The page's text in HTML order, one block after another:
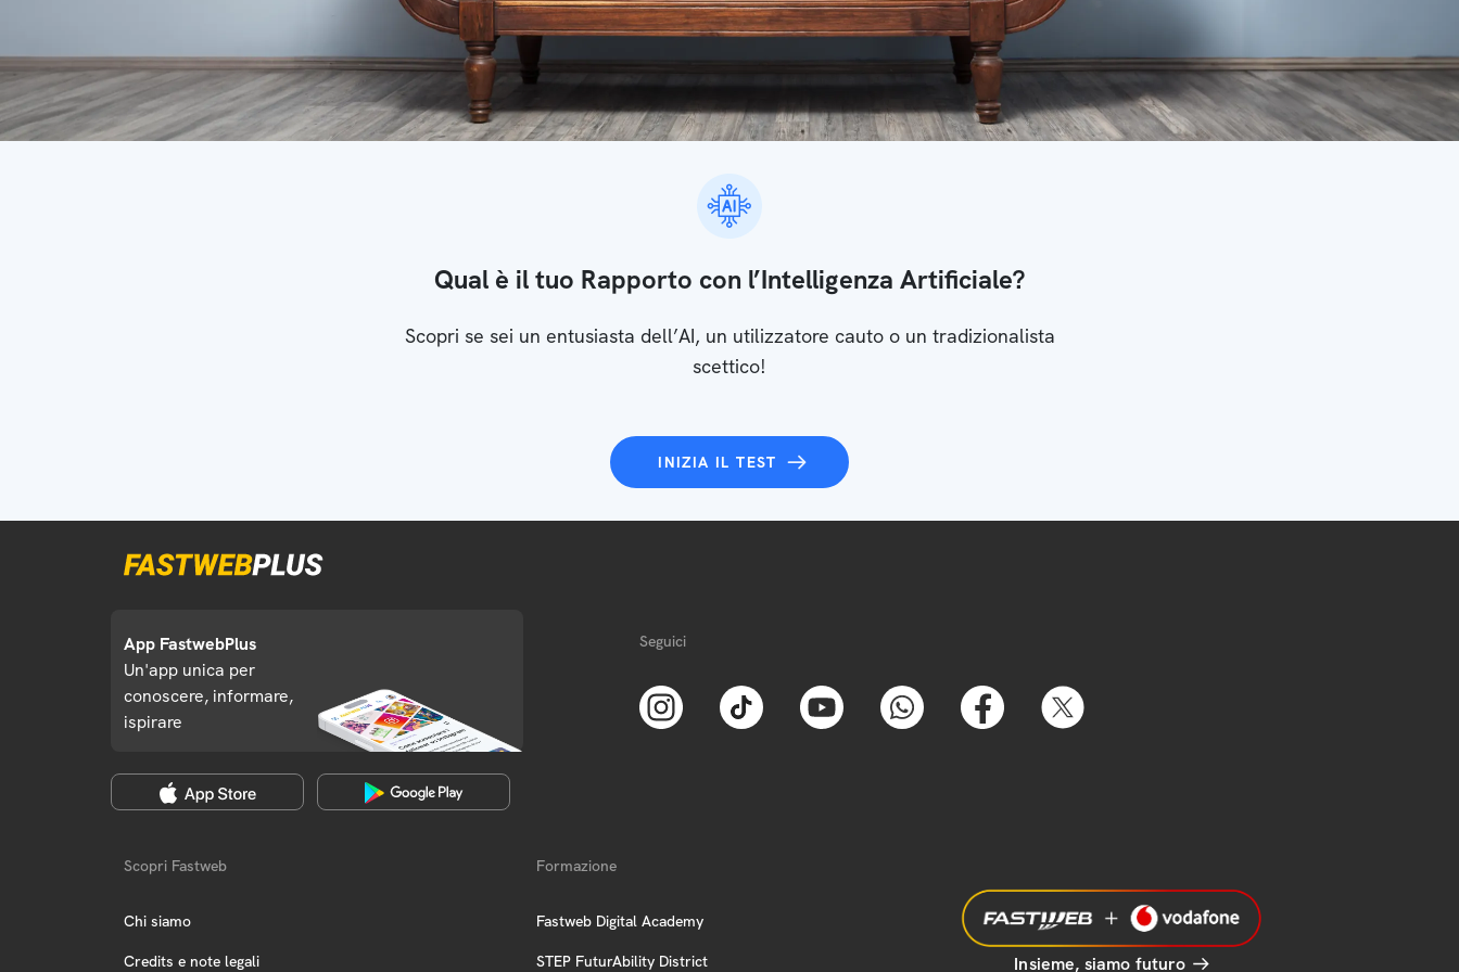
Qual è il tuo Rapporto con l’Intelligenza Artificiale?
Scopri se sei un entusiasta dell’AI, un utilizzatore cauto o un tradizionalista
scettico!
INIZIA IL TEST
App FastwebPlus
Un'app unica per
conoscere, informare,
ispirare
Seguici
Scopri Fastweb
Chi siamo
Credits e note legali
Formazione
Fastweb Digital Academy
STEP FuturAbility District Insieme, siamo futuro